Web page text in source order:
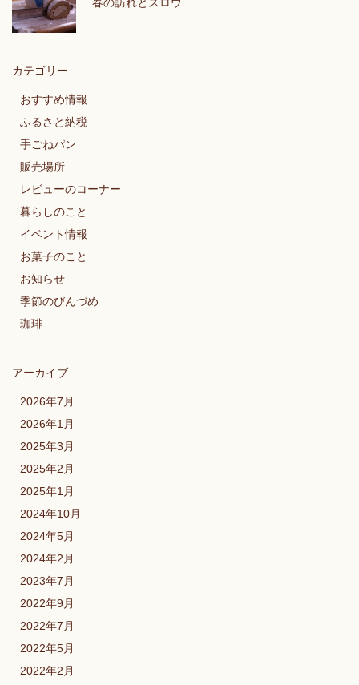
カテゴリー
おすすめ情報
ふるさと納税
手ごねパン
販売場所
レビューのコーナー
暮らしのこと
イベント情報
お菓子のこと
お知らせ
季節のびんづめ
珈琲
アーカイブ
2026年7月
2026年1月
2025年3月
2025年2月
2025年1月
2024年10月
2024年5月
2024年2月
2023年7月
2022年9月
2022年7月
2022年5月
2022年2月